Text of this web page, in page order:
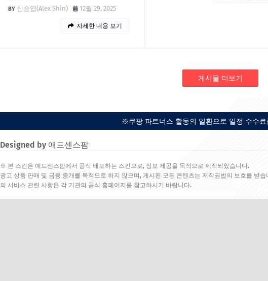
신승엽(Alex Shin)
12월 29, 2025
자세한 내용 보기
게시물 더보기
※쿠팡 파트너스 활동의 일환으로 일정 수수료
Designed by 애드센스팜
※ 본 스킨은 애드센스팜에서 공식 배포하는 스킨으로, 정보 제공을 목적으로 제작되었습니다.
광고 상품 판매 및 금융 중개를 목적으로 하지 않으며, 게시된 모든 콘텐츠는 저작권법의 보호를 받
의 서비스 관련 사항은 각 기관의 공식 홈페이지를 참고하시기 바랍니다.